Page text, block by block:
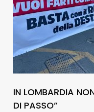
IN LOMBARDIA
DI PASSO”